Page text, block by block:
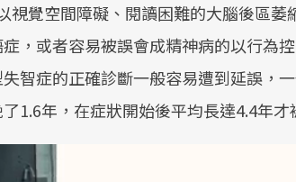
視覺空間障礙、閱讀困難的大腦後區萎
，或者容易被誤會成精神病的以行為
智症的正確診斷一般容易遭到延誤，
1.6年，在症狀開始後平均長達4.4年才